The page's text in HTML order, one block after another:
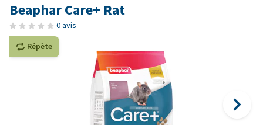
Beaphar Care+ Rat
0 avis
Répète